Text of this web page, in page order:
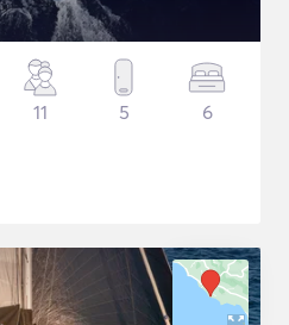
11 5 6